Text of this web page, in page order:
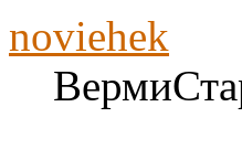
noviehek